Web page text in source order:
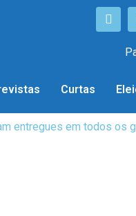
Curtas
entregues em todos os